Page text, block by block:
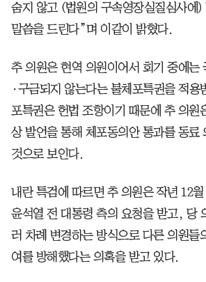
숨지 않고 (법원의 구속영장실질심사에)
말씀을 드린다”며 이같이 밝혔다.
추 의원은 현역 의원이어서 회기 중에는
·구금되지 않는다는 불체포특권을 적용
포특권은 헌법 조항이기 때문에 추 의원
상 발언을 통해 체포동의안 통과를 동료
것으로 보인다.
내란 특검에 따르면 추 의원은 작년 12월
윤석열 전 대통령 측의 요청을 받고, 당
러 차례 변경하는 방식으로 다른 의원들
여를 방해했다는 의혹을 받고 있다.